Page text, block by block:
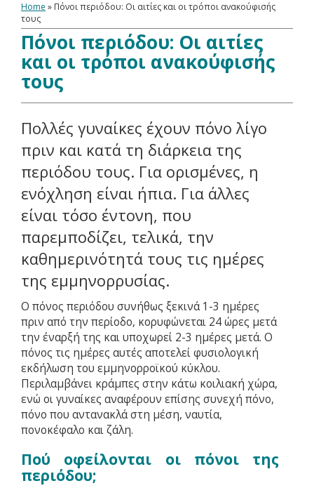
Home » Πόνοι περιόδου: Οι αιτίες και οι τρόποι ανακούφισής
τους
Πόνοι περιόδου: Οι αιτίες
και οι τρόποι ανακούφισής
τους
Πολλές γυναίκες έχουν πόνο λίγο
πριν και κατά τη διάρκεια της
περιόδου τους. Για ορισμένες, η
ενόχληση είναι ήπια. Για άλλες
είναι τόσο έντονη, που
παρεμποδίζει, τελικά, την
καθημερινότητά τους τις ημέρες
της εμμηνορρυσίας.
Ο πόνος περιόδου συνήθως ξεκινά 1-3 ημέρες
πριν από την περίοδο, κορυφώνεται 24 ώρες μετά
την έναρξή της και υποχωρεί 2-3 ημέρες μετά. Ο
πόνος τις ημέρες αυτές αποτελεί φυσιολογική
εκδήλωση του εμμηνορροϊκού κύκλου.
Περιλαμβάνει κράμπες στην κάτω κοιλιακή χώρα,
ενώ οι γυναίκες αναφέρουν επίσης συνεχή πόνο,
πόνο που αντανακλά στη μέση, ναυτία,
πονοκέφαλο και ζάλη.
Πού οφείλονται οι πόνοι της
περιόδου;